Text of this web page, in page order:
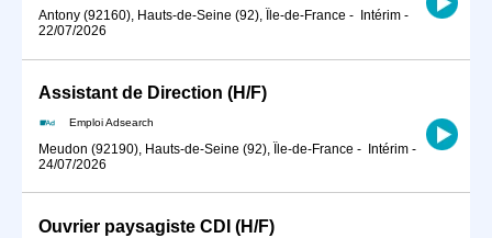
Antony (92160), Hauts-de-Seine (92), Île-de-France - Intérim -
22/07/2026
Assistant de Direction (H/F)
Emploi Adsearch
Meudon (92190), Hauts-de-Seine (92), Île-de-France - Intérim -
24/07/2026
Ouvrier paysagiste CDI (H/F)